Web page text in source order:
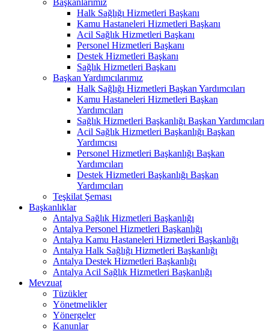
Halk Sağlığı Hizmetleri Başkanı
Kamu Hastaneleri Hizmetleri Başkanı
Acil Sağlık Hizmetleri Başkanı
Personel Hizmetleri Başkanı
Destek Hizmetleri Başkanı
Sağlık Hizmetleri Başkanı
Başkan Yardımcılarımız
Halk Sağlığı Hizmetleri Başkan Yardımcıları
Kamu Hastaneleri Hizmetleri Başkan
Yardımcıları
Sağlık Hizmetleri Başkanlığı Başkan Yardımcıları
Acil Sağlık Hizmetleri Başkanlığı Başkan
Yardımcısı
Personel Hizmetleri Başkanlığı Başkan
Yardımcıları
Destek Hizmetleri Başkanlığı Başkan
Yardımcıları
Teşkilat Şeması
Başkanlıklar
Antalya Sağlık Hizmetleri Başkanlığı
Antalya Personel Hizmetleri Başkanlığı
Antalya Kamu Hastaneleri Hizmetleri Başkanlığı
Antalya Halk Sağlığı Hizmetleri Başkanlığı
Antalya Destek Hizmetleri Başkanlığı
Antalya Acil Sağlık Hizmetleri Başkanlığı
Mevzuat
Tüzükler
Yönetmelikler
Yönergeler
Kanunlar